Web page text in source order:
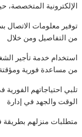
الإلكترونية المتخصصة،
توفير معلومات الاتصال
من التفاصيل ومن خلال
استخدام خدمة تأجير
من مساعدة فورية
تلبي احتياجاتهم الفورية
الوقت والجهد في إدارة
متطلبات منزلهم بطريقة